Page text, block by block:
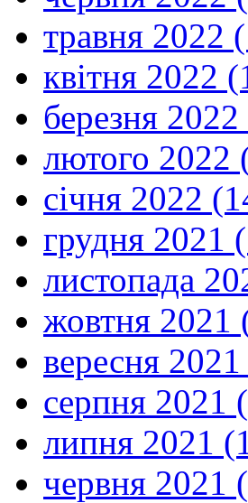
травня 2022
квітня 2022
березня
лютого 2022
січня 2022
грудня 2021
листопада
жовтня 2021
вересня
серпня 2021
липня 2021
червня 2021